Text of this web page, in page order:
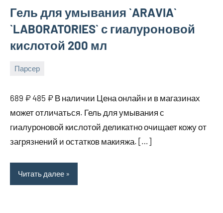
Гель для умывания `ARAVIA`
`LABORATORIES` с гиалуроновой
кислотой 200 мл
Парсер
2025
bus_m_ru
689 ₽ 485 ₽ В наличии Цена онлайн и в магазинах
может отличаться. Гель для умывания с
гиалуроновой кислотой деликатно очищает кожу от
загрязнений и остатков макияжа. […]
Читать далее